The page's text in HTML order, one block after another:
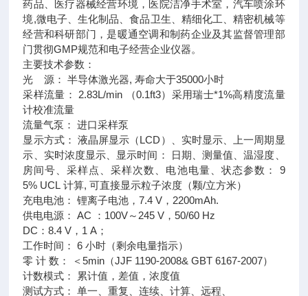
药品、医疗器械经营环境，医院洁净手术室，汽车喷涂环
境,微电子、生化制品、食品卫生、精细化工、精密机械等
经营和科研部门，是暖通空调和制药企业及其监督管理部
门贯彻GMP规范和电子经营企业仪器。
主要技术参数：
光 源： 半导体激光器, 寿命大于35000小时
采样流量： 2.83L/min （0.1ft3）采用瑞士*1%高精度流量
计校准流量
流量气泵： 进口采样泵
显示方式： 液晶屏显示（LCD）、实时显示、上一周期显
示、实时浓度显示、显示时间： 日期、测量值、温湿度、
房间号、采样点、采样次数、电池电量、状态参数： 9
5% UCL 计算, 可直接显示粒子浓度（颗/立方米）
充电电池： 锂离子电池，7.4 V，2200mAh.
供电电源： AC ：100V～245 V，50/60 Hz
DC：8.4 V，1 A；
工作时间： 6 小时（剩余电量指示）
零 计 数： ＜5min（JJF 1190-2008& GBT 6167-2007）
计数模式： 累计值，差值，浓度值
测试方式： 单一、重复、连续、计算、远程、